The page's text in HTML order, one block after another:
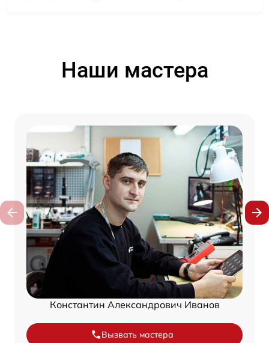
Наши мастера
Константин Александрович Иванов
Вызвать мастера